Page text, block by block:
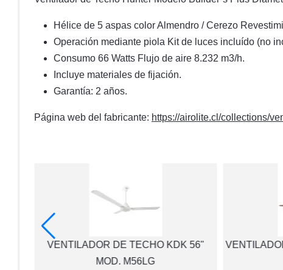
Hélice de 5 aspas color Almendro / Cerezo
Operación mediante piola Kit de luces incluído (no
Consumo 66 Watts Flujo de aire 8.232 m3/h.
Incluye materiales de fijación.
Garantía: 2 años.
Página web del fabricante: https://airolite.cl/collections/
VENTILADOR DE TECHO KDK 56"
MOD. M56LG